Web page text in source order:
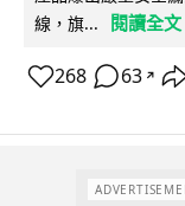
線，旗...
閱讀全文
268 63 ↗